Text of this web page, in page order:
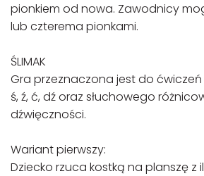
pionkiem od nowa. Zawodnicy
lub czterema pionkami.
ŚLIMAK
Gra przeznaczona jest do ćwiczeń
ś, ź, ć, dź oraz słuchowego
dźwięczności.
Wariant pierwszy:
Dziecko rzuca kostką na planszę z